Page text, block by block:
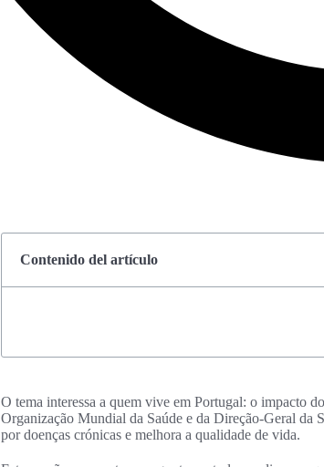
Contenido del artículo
O tema interessa a quem vive em Portugal: o impacto
Organização Mundial da Saúde e da Direção-Geral da
por doenças crónicas e melhora a qualidade de vida.